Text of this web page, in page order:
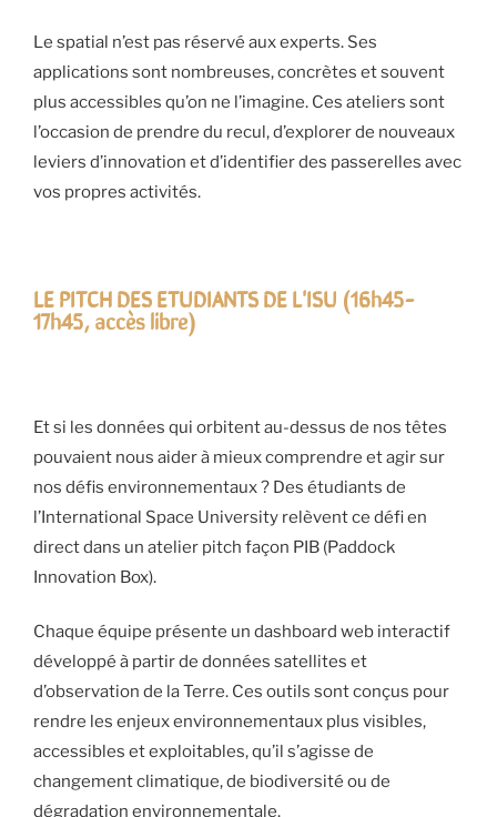
Le spatial n’est pas réservé aux experts. Ses
applications sont nombreuses, concrètes et souvent
plus accessibles qu’on ne l’imagine. Ces ateliers sont
l’occasion de prendre du recul, d’explorer de nouveaux
leviers d’innovation et d’identifier des passerelles avec
vos propres activités.
LE PITCH DES ETUDIANTS DE L'ISU (16h45-
17h45, accès libre)
Et si les données qui orbitent au-dessus de nos têtes
pouvaient nous aider à mieux comprendre et agir sur
nos défis environnementaux ? Des étudiants de
l’International Space University relèvent ce défi en
direct dans un atelier pitch façon PIB (Paddock
Innovation Box).
Chaque équipe présente un dashboard web interactif
développé à partir de données satellites et
d’observation de la Terre. Ces outils sont conçus pour
rendre les enjeux environnementaux plus visibles,
accessibles et exploitables, qu’il s’agisse de
changement climatique, de biodiversité ou de
dégradation environnementale.